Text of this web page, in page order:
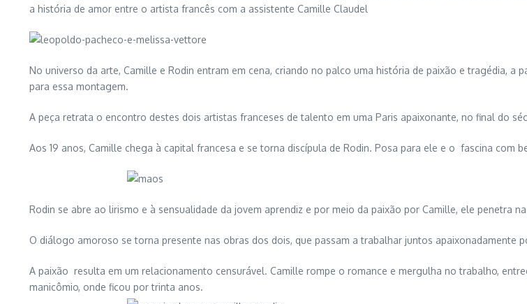
a história de amor entre o artista francês com a assistente Camille Claudel
No universo da arte, Camille e Rodin entram em cena, criando no palco uma história de paixão e tragédia, a
para essa montagem.
A peça retrata o encontro destes dois artistas franceses de talento em uma Paris apaixonante, no final do
Aos 19 anos, Camille chega à capital francesa e se torna discípula de Rodin. Posa para ele e o fascina com
Rodin se abre ao lirismo e à sensualidade da jovem aprendiz e por meio da paixão por Camille, ele penetra
O diálogo amoroso se torna presente nas obras dos dois, que passam a trabalhar juntos apaixonadamente
A paixão resulta em um relacionamento censurável. Camille rompe o romance e mergulha no trabalho,
manicômio, onde ficou por trinta anos.